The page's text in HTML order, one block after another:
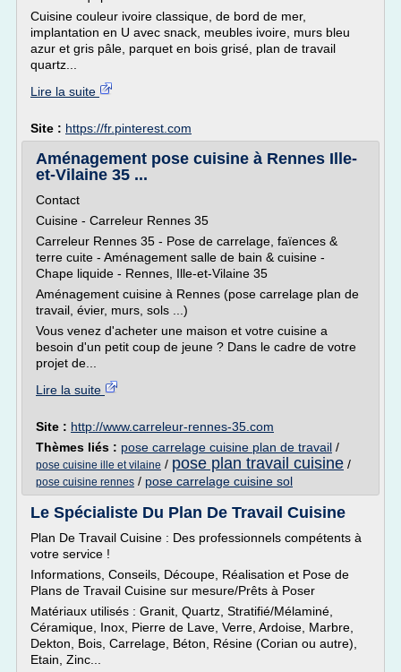
Cuisine couleur ivoire classique, de bord de mer,
implantation en U avec snack, meubles ivoire, murs bleu
azur et gris pâle, parquet en bois grisé, plan de travail
quartz...
Lire la suite
Site : https://fr.pinterest.com
Aménagement pose cuisine à Rennes Ille-
et-Vilaine 35 ...
Contact
Cuisine - Carreleur Rennes 35
Carreleur Rennes 35 - Pose de carrelage, faïences &
terre cuite - Aménagement salle de bain & cuisine -
Chape liquide - Rennes, Ille-et-Vilaine 35
Aménagement cuisine à Rennes (pose carrelage plan de
travail, évier, murs, sols ...)
Vous venez d'acheter une maison et votre cuisine a
besoin d'un petit coup de jeune ? Dans le cadre de votre
projet de...
Lire la suite
Site : http://www.carreleur-rennes-35.com
Thèmes liés : pose carrelage cuisine plan de travail /
pose cuisine ille et vilaine / pose plan travail cuisine /
pose cuisine rennes / pose carrelage cuisine sol
Le Spécialiste Du Plan De Travail Cuisine
Plan De Travail Cuisine : Des professionnels compétents à
votre service !
Informations, Conseils, Découpe, Réalisation et Pose de
Plans de Travail Cuisine sur mesure/Prêts à Poser
Matériaux utilisés : Granit, Quartz, Stratifié/Mélaminé,
Céramique, Inox, Pierre de Lave, Verre, Ardoise, Marbre,
Dekton, Bois, Carrelage, Béton, Résine (Corian ou autre),
Etain, Zinc...